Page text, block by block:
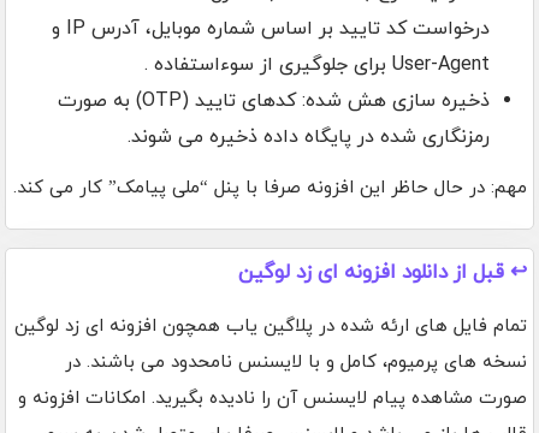
درخواست کد تایید بر اساس شماره موبایل، آدرس IP و
User-Agent برای جلوگیری از سوءاستفاده .
ذخیره سازی هش شده: کدهای تایید (OTP) به صورت
رمزنگاری شده در پایگاه داده ذخیره می شوند.
مهم: در حال حاظر این افزونه صرفا با پنل “ملی پیامک” کار می کند.
↩️ قبل از دانلود افزونه ای زد لوگین
تمام فایل های ارئه شده در پلاگین یاب همچون افزونه ای زد لوگین
نسخه های پرمیوم، کامل و با لایسنس نامحدود می باشند. در
صورت مشاهده پیام لایسنس آن را نادیده بگیرید. امکانات افزونه و